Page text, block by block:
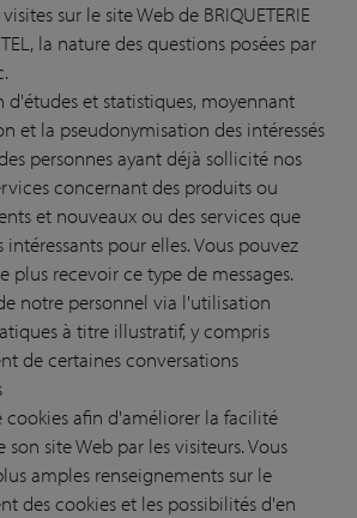
sur le site Web de BRIQUETERIE
la nature des questions posées par
d'études et statistiques, moyennant
et la pseudonymisation des intéressés
personnes ayant déjà sollicité nos
concernant des produits ou
et nouveaux ou des services que
intéressants pour elles. Vous pouvez
plus recevoir ce type de messages.
notre personnel via l'utilisation
à titre illustratif, y compris
de certaines conversations
cookies afin d'améliorer la facilité
site Web par les visiteurs. Vous
amples renseignements sur le
des cookies et les possibilités d'en